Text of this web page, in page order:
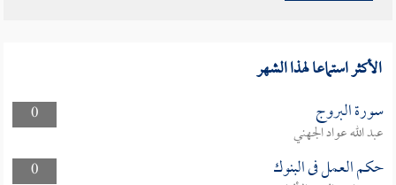
الأكثر استماعا لهذا الشهر
0 سورة البروج
عبد الله عواد الجهني
0
حكم العمل فى البنوك